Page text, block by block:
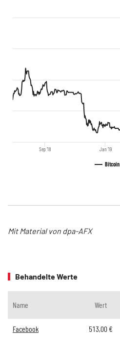
Bitcoin
Jan '19
Sep '18
Mit Material von dpa-AFX
Behandelte Werte
Name Wert
Facebook 513,00 €